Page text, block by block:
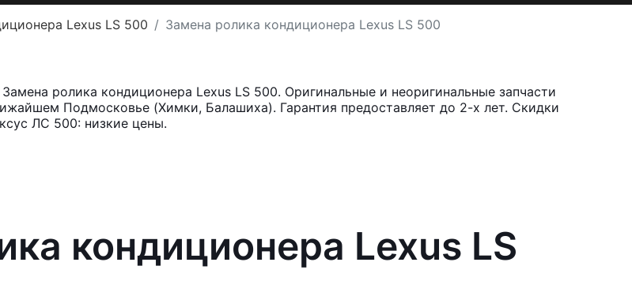
Lexus LS 500 Замена ролика кондиционера Lexus LS 500
ролика кондиционера Lexus LS 500. Оригинальные и неоригинальные запчасти
Подмосковье (Химки, Балашиха). Гарантия предоставляет до 2-х лет. Скидки
ЛС 500: низкие цены.
кондиционера Lexus LS